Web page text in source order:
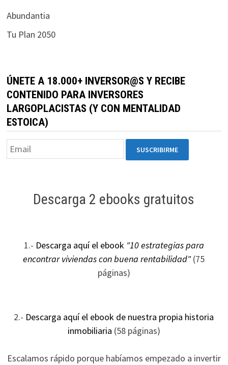
Abundantia
Tu Plan 2050
ÚNETE A 18.000+ INVERSOR@S Y RECIBE
CONTENIDO PARA INVERSORES
LARGOPLACISTAS (Y CON MENTALIDAD
ESTOICA)
Descarga 2 ebooks gratuitos
1.- Descarga aquí el ebook "10 estrategias para
encontrar viviendas con buena rentabilidad"(75
páginas)
2.- Descarga aquí el ebook de nuestra propia historia
inmobiliaria (58 páginas)
Escalamos rápido porque habíamos empezado a invertir